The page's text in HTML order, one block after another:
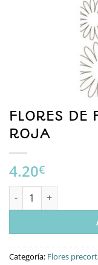
FLORES DE
ROJA
4.20€
FLORES DE
Categoría: Flores